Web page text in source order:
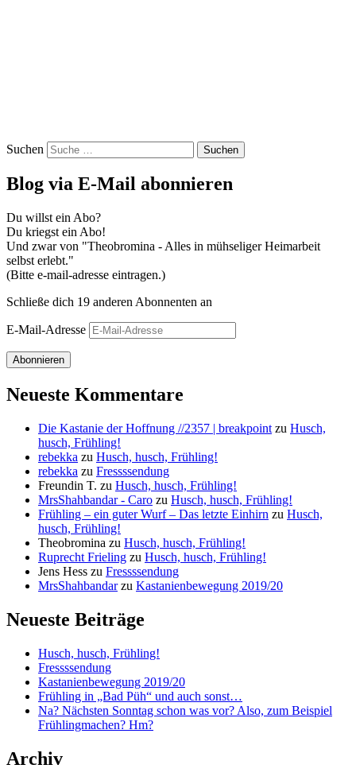
Suchen
Blog via E-Mail abonnieren
Du willst ein Abo?
Du kriegst ein Abo!
Und zwar von "Theobromina - Alles in mühseliger Heimarbeit
selbst erlebt."
(Bitte e-mail-adresse eintragen.)
Schließe dich 19 anderen Abonnenten an
E-Mail-Adresse
Abonnieren
Neueste Kommentare
Die Kastanie der Hoffnung //2357 | breakpoint zu Husch,
husch, Frühling!
rebekka zu Husch, husch, Frühling!
rebekka zu Fressssendung
Freundin T. zu Husch, husch, Frühling!
MrsShahbandar - Caro zu Husch, husch, Frühling!
Frühling – ein guter Wurf – Das letzte Einhirn zu Husch,
husch, Frühling!
Theobromina zu Husch, husch, Frühling!
Ruprecht Frieling zu Husch, husch, Frühling!
Jens Hess zu Fressssendung
MrsShahbandarzu Kastanienbewegung 2019/20
Neueste Beiträge
Husch, husch, Frühling!
Fressssendung
Kastanienbewegung 2019/20
Frühling in „Bad Püh“ und auch sonst…
Na? Nächsten Sonntag schon was vor? Also, zum Beispiel
Frühlingmachen? Hm?
Archiv